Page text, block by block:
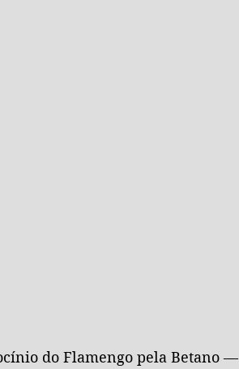
do Flamengo pela Betano —